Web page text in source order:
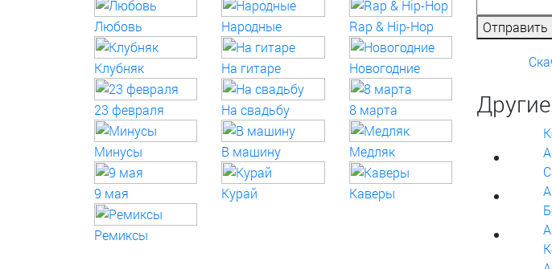
Отправить
Любовь Народные Rap & Hip-Hop
Клубняк На гитаре Новогодние
23 февраля На свадьбу 8 марта
Минусы В машину Медляк
9 мая Курай Каверы
Ремиксы